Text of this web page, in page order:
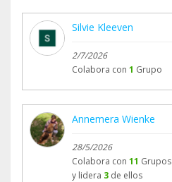
Silvie Kleeven
2/7/2026
Colabora con 1 Grupo
Annemera Wienke
28/5/2026
Colabora con 11 Grupos
y lidera 3 de ellos